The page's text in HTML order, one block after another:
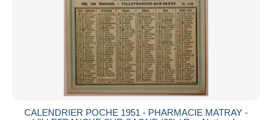
CALENDRIER POCHE 1951 - PHARMACIE MATRAY -